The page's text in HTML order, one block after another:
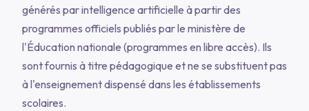
générés par intelligence artificielle à partir des
programmes officiels publiés par le ministère de
l'Éducation nationale (programmes en libre accès). Ils
sont fournis à titre pédagogique et ne se substituent pas
à l'enseignement dispensé dans les établissements
scolaires.